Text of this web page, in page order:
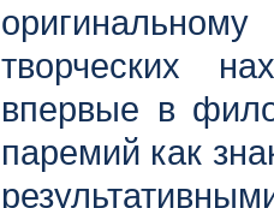
творческих
впервые в
паремий как